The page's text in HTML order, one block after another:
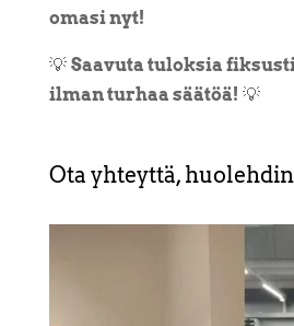
omasi nyt!
💡 Saavuta tuloksia
ilman turhaa säätöä! 💡
Ota yhteyttä,